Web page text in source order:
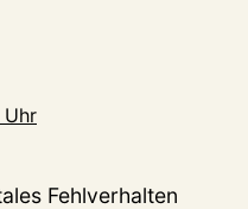
Uhr
Fehlverhalten